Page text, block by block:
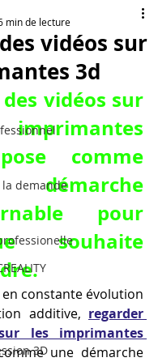
demande
3D
vidéos sur
3d
min de lecture
vidéos sur
comme
pour
souhaite
en constante évolution
additive, regarder
les imprimantes
une démarche